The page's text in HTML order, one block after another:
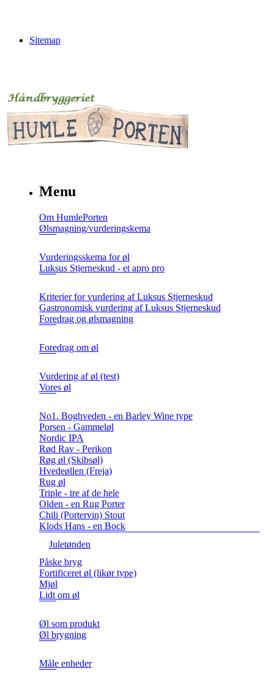
Sitemap
Menu
Om HumlePorten
Ølsmagning/vurderingskema
Vurderingsskema for øl
Luksus Stjerneskud - et apro pro
Kriterier for vurdering af Luksus Stjerneskud
Gastronomisk vurdering af Luksus Stjerneskud
Foredrag og ølsmagning
Foredrag om øl
Vurdering af øl (test)
Vores øl
No1. Boghveden - en Barley Wine type
Porsen - Gammeløl
Nordic IPA
Rød Rav - Perikon
Røg øl (Skibsøl)
Hvedeøllen (Freja)
Rug øl
Triple - tre af de hele
Olden - en Rug Porter
Chili (Portervin) Stout
Klods Hans - en Bock
Juletønden
Påske bryg
Fortificeret øl (likør type)
Mjøl
Lidt om øl
Øl som produkt
Øl brygning
Måle enheder